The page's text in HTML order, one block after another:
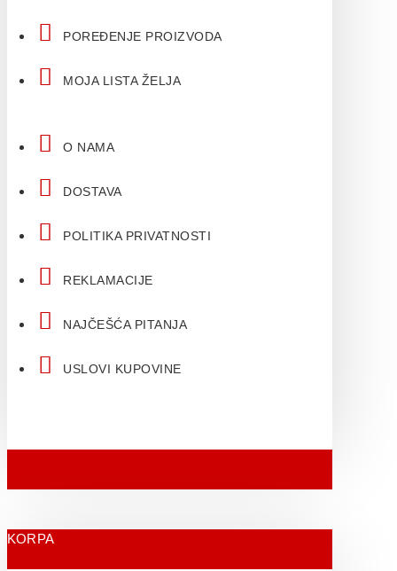
POREĐENJE PROIZVODA
MOJA LISTA ŽELJA
O NAMA
DOSTAVA
POLITIKA PRIVATNOSTI
REKLAMACIJE
NAJČEŠĆA PITANJA
USLOVI KUPOVINE
KORPA